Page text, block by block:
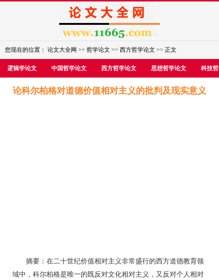
您现在的位置：论文大全网>>哲学论文>>西方哲学论文>> 正文
逻辑学论文 中国哲学论文 西方哲学论文 思想哲学论文 科技
论科尔柏格对道德价值相对主义的批判及现实意义
摘要：在二十世纪价值相对主义非常盛行的西方道德教育领
域中，科尔柏格是唯一的既反对文化相对主义，又反对个人相对